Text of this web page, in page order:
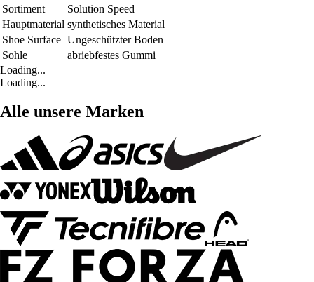
Sortiment
Solution Speed
Hauptmaterial synthetisches Material
Shoe Surface Ungeschützter Boden
Sohle
abriebfestes Gummi
Loading...
Loading...
Alle unsere Marken